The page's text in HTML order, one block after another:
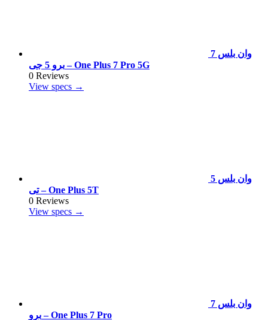
وان بلس 7
برو 5 جى – One Plus 7 Pro 5G
0 Reviews
View specs →
وان بلس 5
تى – One Plus 5T
0 Reviews
View specs →
وان بلس 7
برو – One Plus 7 Pro